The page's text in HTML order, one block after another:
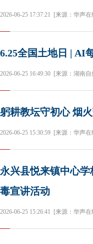
2026-06-25 17:37:21 [来源：华声在
6.25全国土地日 | AI
2026-06-25 16:49:30 [来源：湖南自
躬耕教坛守初心 烟
2026-06-25 15:30:59 [来源：华声在
永兴县悦来镇中心
毒宣讲活动
2026-06-25 15:26:41 [来源：华声在